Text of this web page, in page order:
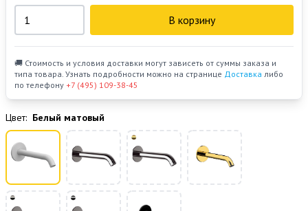
В корзину
🚚 Стоимость и условия доставки могут зависеть от суммы заказа и
типа товара. Узнать подробности можно на странице Доставка либо
по телефону +7 (495) 109-38-45
Цвет: Белый матовый